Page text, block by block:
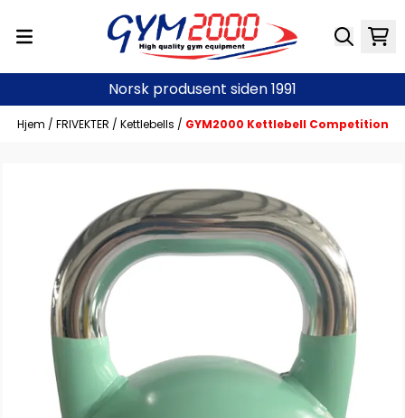
Norsk produsent siden 1991
Hjem / FRIVEKTER / Kettlebells / GYM2000 Kettlebell Competition